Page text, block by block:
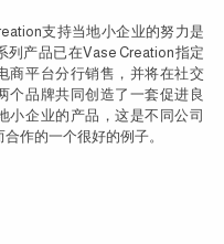
支持当地小企业的努力是
列产品已在Vase Creation指定
商平台分行销售，并将在社交
个品牌共同创造了一套促进良
小企业的产品，这是不同公司
作的一个很好的例子。